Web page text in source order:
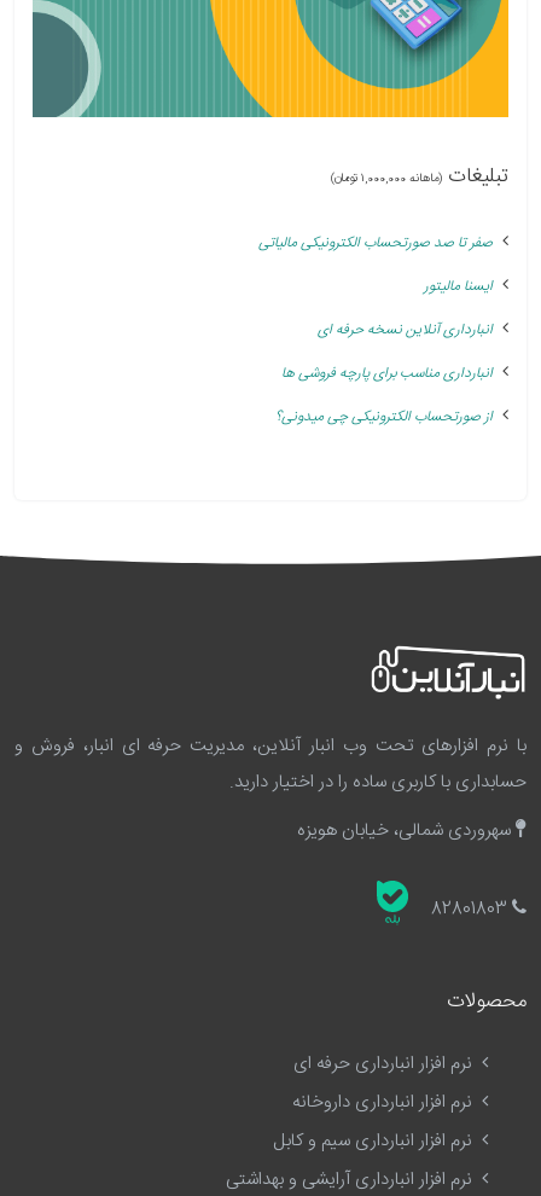
تبلیغات (ماهانه 1,000,000 تومان)
صفر تا صد صورتحساب الکترونیکی مالیاتی
ایسنا مالیتور
انبارداری آنلاین نسخه حرفه ای
انبارداری مناسب برای پارچه فروشی ها
از صورتحساب الکترونیکی چی میدونی؟
با نرم افزارهای تحت وب انبار آنلاین، مدیریت حرفه ای انبار، فروش و
حسابداری با کاربری ساده را در اختیار دارید.
سهروردی شمالی، خیابان هویزه
محصولات
نرم افزار انبارداری حرفه ای
نرم افزار انبارداری داروخانه
نرم افزار انبارداری سیم و کابل
نرم افزار انبارداری آرایشی و بهداشتی